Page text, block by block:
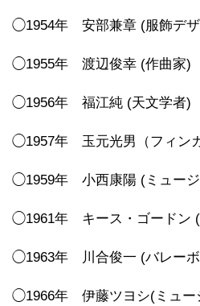
◯1954年 安部兼章 (服飾デザ
◯1955年 渡辺俊幸 (作曲家)
◯1956年 福江純 (天文学者)
◯1957年 玉元光男（フィンガ
◯1959年 小西康陽 (ミュージ
◯1961年 キース・ゴードン
◯1963年 川合俊一 (バレー
◯1966年 伊藤ツヨシ(ミュー